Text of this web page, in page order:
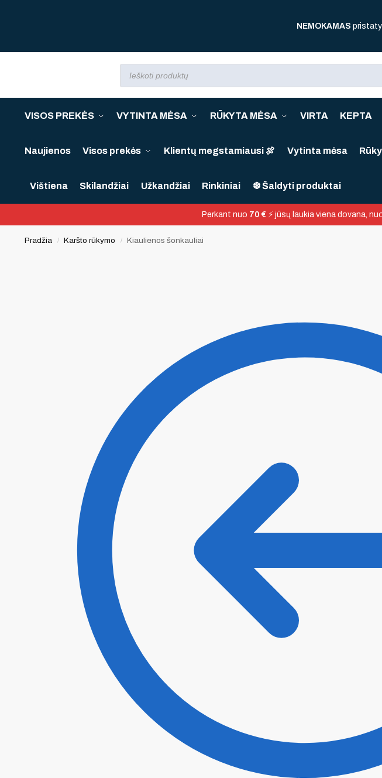
NEMOKAMAS
VISOS PREKĖS VYTINTA MĖSA RŪKYTA MĖSA VIRTA KEPTA
Naujienos Visos prekės Klientų megstamiausi 🍖 Vytinta mėsa
Vištiena Skilandžiai Užkandžiai Rinkiniai ❆ Šaldyti produktai
Perkant nuo 70 € ⚡ jūsų laukia viena dovana,
Pradžia / Karšto rūkymo / Kiaulienos šonkauliai